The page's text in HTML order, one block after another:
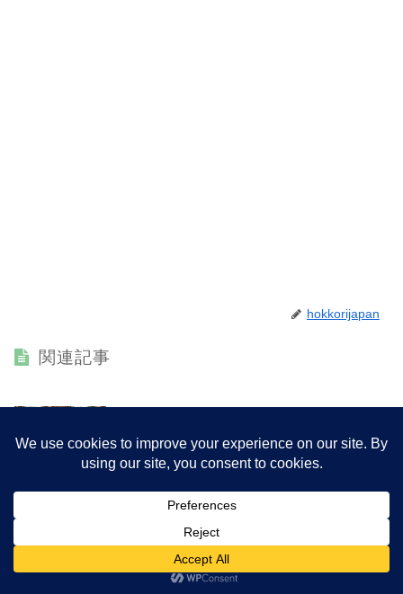
hokkorijapan
関連記事
カメラ女子でジャルンクルン通り（タラートノイ地区）を歩いて来
ました！参加者は、サクさん、T子ちゃん、...
ネタが溜まってきたので、バンコクで見かける、心に残った風景ま